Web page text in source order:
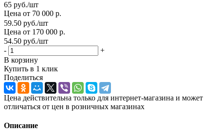
65 руб./шт
Цена от 70 000 р.
59.50 руб./шт
Цена от 170 000 р.
54.50 руб./шт
-
+
В корзину
Купить в 1 клик
Поделиться
Цена действительна только для интернет-магазина и может
отличаться от цен в розничных магазинах
Описание